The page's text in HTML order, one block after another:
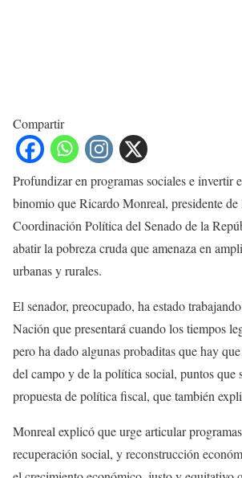
Compartir
Profundizar en programas sociales e invertir
binomio que Ricardo Monreal, presidente de
Coordinación Política del Senado de la
abatir la pobreza cruda que amenaza en
urbanas y rurales.
El senador, preocupado, ha estado
Nación que presentará cuando los tiempos
pero ha dado algunas probaditas que hay
del campo y de la política social, puntos que
propuesta de política fiscal, que también
Monreal explicó que urge articular
recuperación social, y reconstrucción